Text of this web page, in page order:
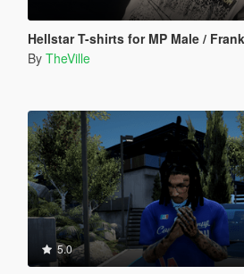
Hellstar T-shirts for MP Male /
By TheVille
5.0